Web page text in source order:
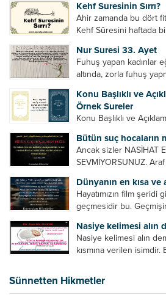
Kehf Suresinin Sırrı?
Ahir zamanda bu dört
Kehf Sûresini haftada
din algısı, yanlış din
vb. Dini doğru...
Nur Suresi 33. Ayet
Fuhuş yapan kadınlar
altında, zorla fuhuş
cariyelerinizi dünya
etmek için fuhuş
Konu Başlıklı ve
Örnek Sureler
Konu Başlıklı ve
Bütün suç hocaların
Ancak sizler NASİHAT
SEVMİYORSUNUZ.
geliştirmeleri
tenkitlerde
olması gereken
Dünyanın en kısa
Hayatımızın film
geçmesidir bu.
âyetlere baksın.
verilebilecek en kısa ve
Nasiye kelimesi alın
Nasiye kelimesi alın
kısmına verilen isimdir.
Beynin ön kısmında
denir. Bu kısım insan
Sünnetten Hikmetler